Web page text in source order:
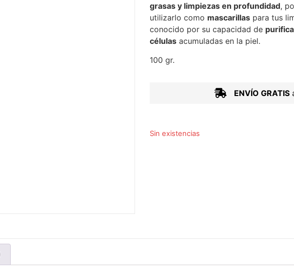
grasas y limpiezas en profundidad,
utilizarlo como mascarillas para tus
conocido por su capacidad de
células acumuladas en la piel.
100 gr.
ENVÍO GRATIS
Sin existencias